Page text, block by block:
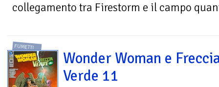
collegamento tra Firestorm e il campo
FUMETTI
Wonder Woman e
Verde 11